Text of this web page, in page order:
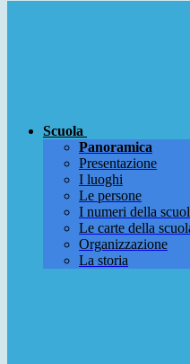
Scuola
Panoramica
Presentazione
I luoghi
Le persone
I numeri della
Le carte della
Organizzazione
La storia